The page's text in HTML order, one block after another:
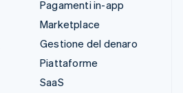
Pagamenti in-app
Marketplace
Gestione del denaro
Piattaforme
SaaS